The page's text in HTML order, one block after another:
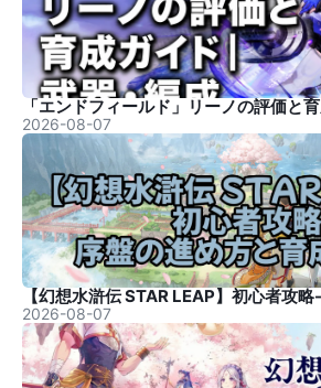
2026-08-07
2026-08-07